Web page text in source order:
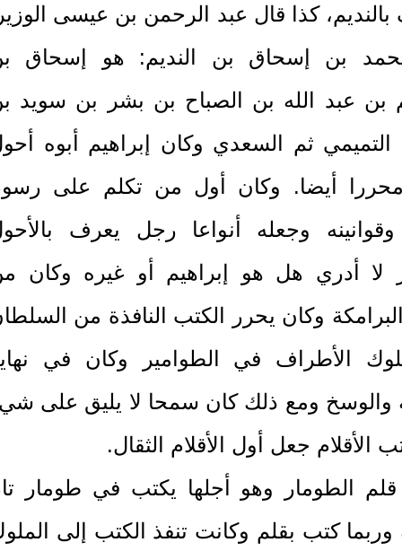
كذا قال عبد الرحمن بن عيسى
بن إسحاق بن النديم: هو إسحاق
بن عبد الله بن الصباح بن بشر بن سويد
التميمي ثم السعدي وكان إبراهيم أبوه
أيضا. وكان أول من تكلم على
وجعله أنواعا رجل يعرف
لا أدري هل هو إبراهيم أو غيره وكان
وكان يحرر الكتب النافذة من
الأطراف في الطوامير وكان في
والوسخ ومع ذلك كان سمحا لا يليق على
الأقلام جعل أول الأقلام الثقال.
قلم الطومار وهو أجلها يكتب في طومار
كتب بقلم وكانت تنفذ الكتب إلى